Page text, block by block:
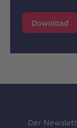
Download
Der